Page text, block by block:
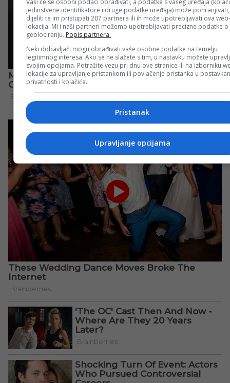
jedinstvene identifikatore i druge podatke uređaja) može pohranjivati,
dijeliti te im pristupati 207 partnera ili ih može upotrebljavati ova web-
lokacija. Mi i naši partneri možemo upotrebljavati precizne podatke o
geolociranju. Popis partnera.
Neki dobavljači mogu obrađivati vaše osobne podatke na temelju
legitimnog interesa. Ako se ne slažete s tim, u nastavku možete
svojim opcijama. Potražite vezu pri dnu ove stranice ili na izborniku
lokacije za upravljanje pristankom ili povlačenje pristanka u
privatnosti i kolačića.
Pristanak
Upravljanje opcijama